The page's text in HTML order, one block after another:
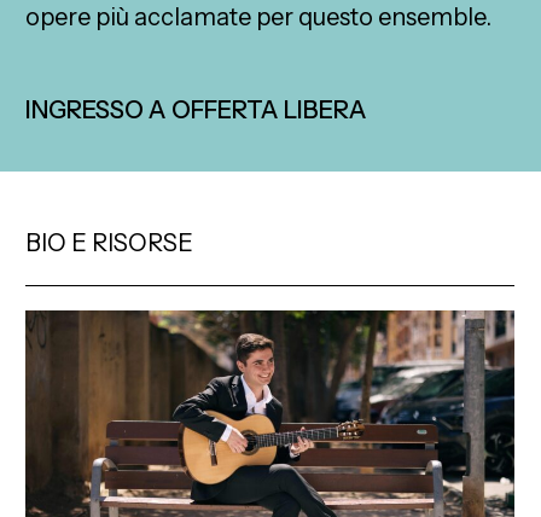
opere più acclamate per questo ensemble.
INGRESSO A OFFERTA LIBERA
BIO E RISORSE